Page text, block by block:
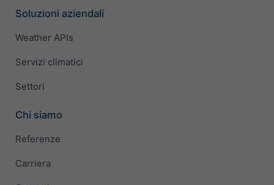
Soluzioni aziendali
Weather APIs
Servizi climatici
Settori
Chi siamo
Referenze
Carriera